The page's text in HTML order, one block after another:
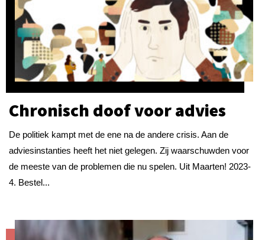
Chronisch doof voor advies
De politiek kampt met de ene na de andere crisis. Aan de
adviesinstanties heeft het niet gelegen. Zij waarschuwden voor
de meeste van de problemen die nu spelen. Uit Maarten! 2023-
4. Bestel...